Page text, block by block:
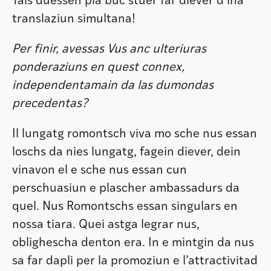
translaziun simultana!
Per finir, avessas Vus anc ulteriuras
ponderaziuns en quest connex,
independentamain da las dumondas
precedentas?
Il lungatg romontsch viva mo sche nus essan
loschs da nies lungatg, fagein diever, dein
vinavon el e sche nus essan cun
perschuasiun e plascher ambassadurs da
quel. Nus Romontschs essan singulars en
nossa tiara. Quei astga legrar nus,
oblighescha denton era. In e mintgin da nus
sa far dapli per la promoziun e l’attractivitad